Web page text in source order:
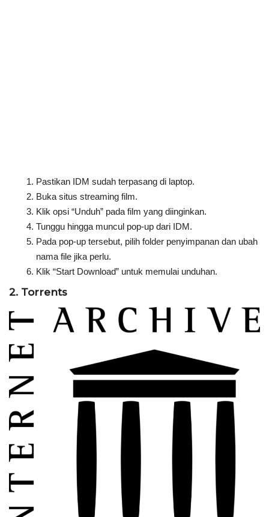
Pastikan IDM sudah terpasang di laptop.
Buka situs streaming film.
Klik opsi “Unduh” pada film yang diinginkan.
Tunggu hingga muncul pop-up dari IDM.
Pada pop-up tersebut, pilih folder penyimpanan dan ubah
nama file jika perlu.
Klik “Start Download” untuk memulai unduhan.
2. Torrents